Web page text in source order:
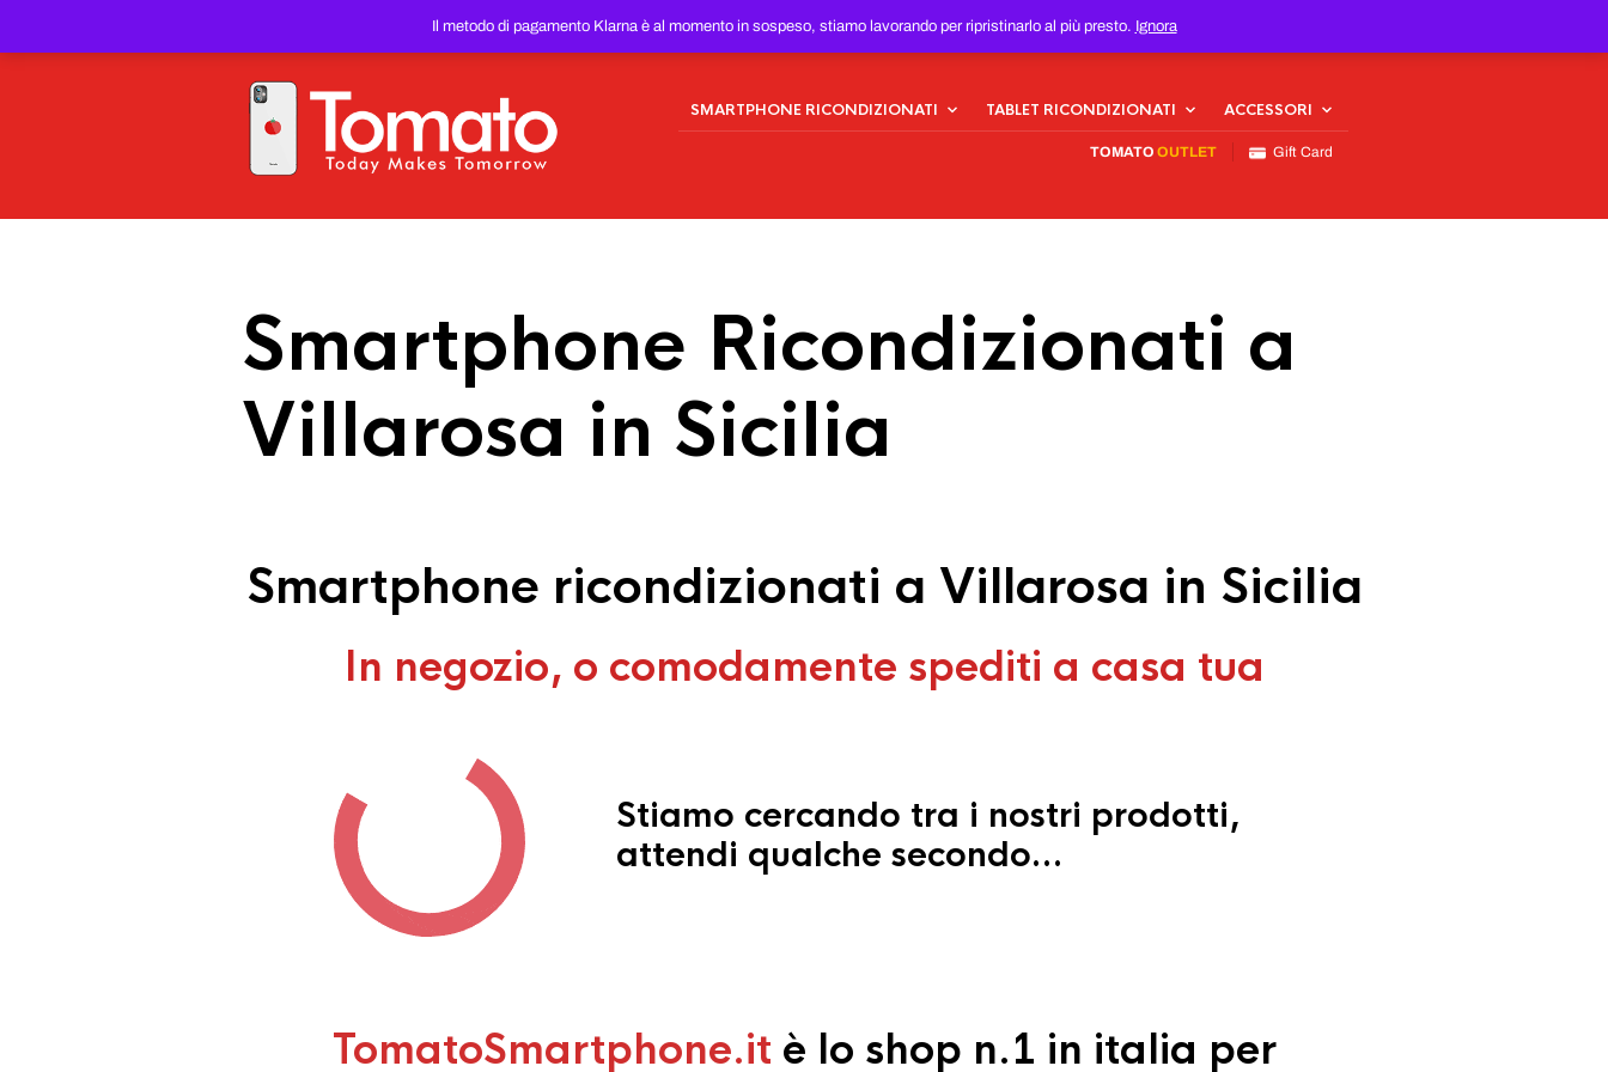
Il metodo di pagamento Klarna è al momento in sospeso, stiamo lavorando per ripristinarlo al più presto. Ignora
PREZZO DEL WEB!
SMARTPHONE RICONDIZIONATI TABLET RICONDIZIONATI ACCESSORI
TOMATO OUTLET Gift Card
Smartphone Ricondizionati a
Villarosa in Sicilia
Smartphone ricondizionati a Villarosa in Sicilia
In negozio, o comodamente spediti a casa tua
Stiamo cercando tra i nostri prodotti,
attendi qualche secondo…
TomatoSmartphone.it è lo shop n.1 in italia per